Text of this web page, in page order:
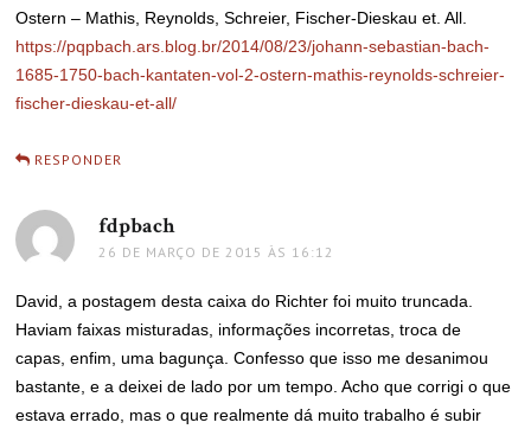
Ostern – Mathis, Reynolds, Schreier, Fischer-Dieskau et. All.
https://pqpbach.ars.blog.br/2014/08/23/johann-sebastian-bach-
1685-1750-bach-kantaten-vol-2-ostern-mathis-reynolds-schreier-
fischer-dieskau-et-all/
RESPONDER
fdpbachdisse:
26 DE MARÇO DE 2015 ÀS 16:12
David, a postagem desta caixa do Richter foi muito truncada.
Haviam faixas misturadas, informações incorretas, troca de
capas, enfim, uma bagunça. Confesso que isso me desanimou
bastante, e a deixei de lado por um tempo. Acho que corrigi o que
estava errado, mas o que realmente dá muito trabalho é subir